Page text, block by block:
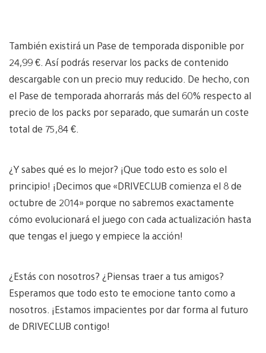
También existirá un Pase de temporada disponible por
24,99 €. Así podrás reservar los packs de contenido
descargable con un precio muy reducido. De hecho, con
el Pase de temporada ahorrarás más del 60% respecto al
precio de los packs por separado, que sumarán un coste
total de 75,84 €.
¿Y sabes qué es lo mejor? ¡Que todo esto es solo el
principio! ¡Decimos que «DRIVECLUB comienza el 8 de
octubre de 2014» porque no sabremos exactamente
cómo evolucionará el juego con cada actualización hasta
que tengas el juego y empiece la acción!
¿Estás con nosotros? ¿Piensas traer a tus amigos?
Esperamos que todo esto te emocione tanto como a
nosotros. ¡Estamos impacientes por dar forma al futuro
de DRIVECLUB contigo!